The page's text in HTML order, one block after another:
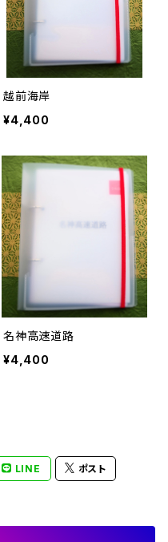
越前海岸
¥4,400
名神高速道路
¥4,400
LINE ポスト